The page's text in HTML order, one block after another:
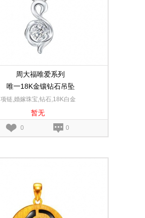
周大福唯爱系列
唯一18K金镶钻石吊坠
项链,婚嫁珠宝,钻石,18K白金
暂无
0 0